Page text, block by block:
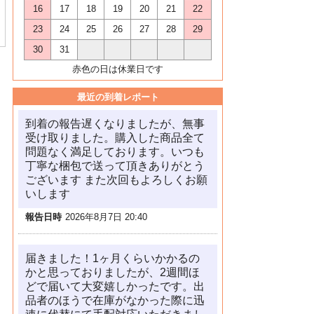
16
17 18 19 20 21
22
23
24 25 26 27 28
29
30
31
赤色の日は休業日です
最近の到着レポート
到着の報告遅くなりましたが、無事
受け取りました。購入した商品全て
問題なく満足しております。いつも
丁寧な梱包で送って頂きありがとう
ございます また次回もよろしくお願
いします
報告日時 2026年8月7日 20:40
届きました！1ヶ月くらいかかるの
かと思っておりましたが、2週間ほ
どで届いて大変嬉しかったです。出
品者のほうで在庫がなかった際に迅